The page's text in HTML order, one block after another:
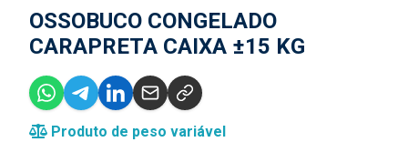
OSSOBUCO CONGELADO
CARAPRETA CAIXA ±15 KG
Produto de peso variável